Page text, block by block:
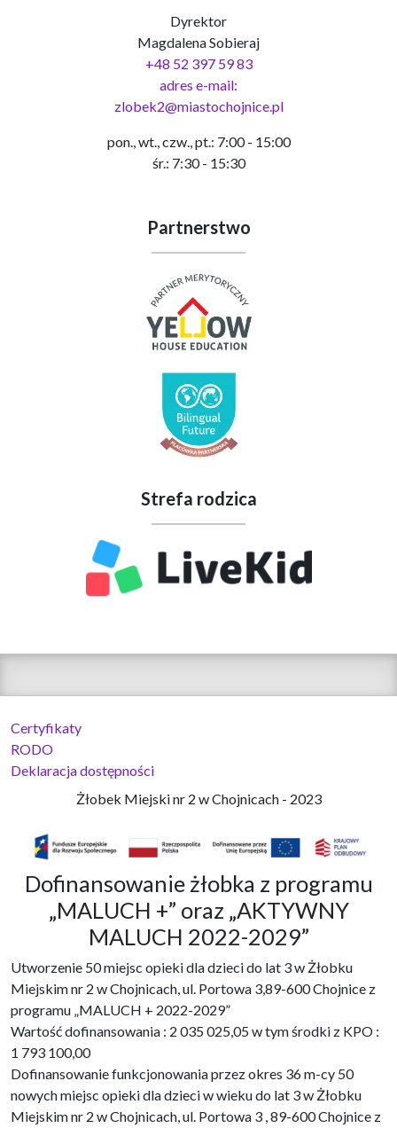
Dyrektor
Magdalena Sobieraj
+48 52 397 59 83
adres e-mail:
zlobek2@miastochojnice.pl
pon., wt., czw., pt.: 7:00 - 15:00
śr.: 7:30 - 15:30
Partnerstwo
Strefa rodzica
Certyfikaty
RODO
Deklaracja dostępności
Żłobek Miejski nr 2 w Chojnicach - 2023
Dofinansowanie żłobka z programu
„MALUCH +” oraz „AKTYWNY
MALUCH 2022-2029”
Utworzenie 50 miejsc opieki dla dzieci do lat 3 w Żłobku
Miejskim nr 2 w Chojnicach, ul. Portowa 3,89-600 Chojnice z
programu „MALUCH + 2022-2029”
Wartość dofinansowania : 2 035 025,05 w tym środki z KPO :
1 793 100,00
Dofinansowanie funkcjonowania przez okres 36 m-cy 50
nowych miejsc opieki dla dzieci w wieku do lat 3 w Żłobku
Miejskim nr 2 w Chojnicach, ul. Portowa 3 , 89-600 Chojnice z